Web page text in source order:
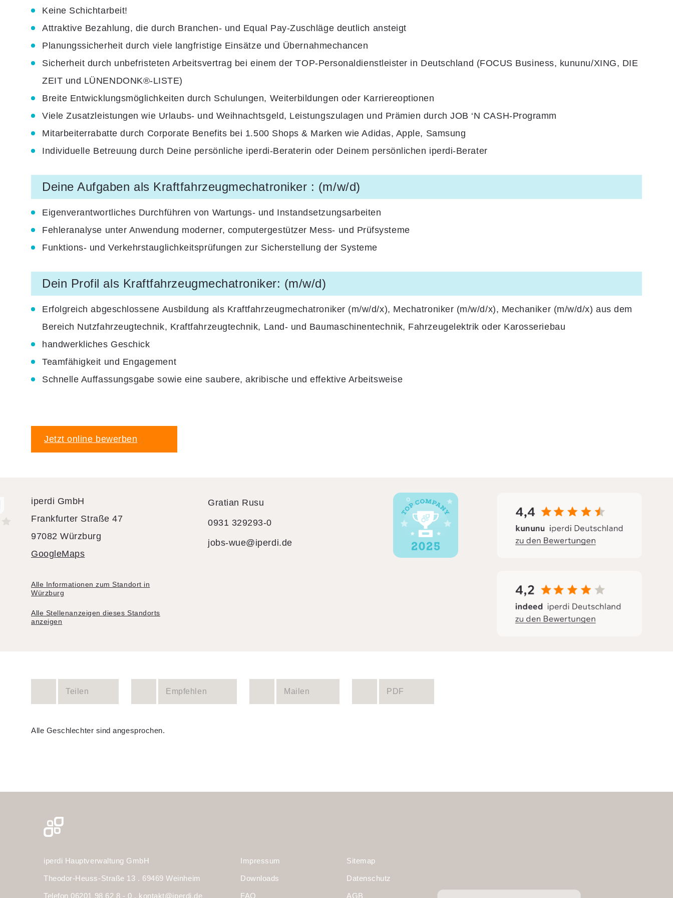
Keine Schichtarbeit!
Attraktive Bezahlung, die durch Branchen- und Equal Pay-Zuschläge deutlich ansteigt
Planungssicherheit durch viele langfristige Einsätze und Übernahmechancen
Sicherheit durch unbefristeten Arbeitsvertrag bei einem der TOP-Personaldienstleister in Deutschland (FOCUS Business, kununu/XING, DIE
ZEIT und LÜNENDONK®-LISTE)
Breite Entwicklungsmöglichkeiten durch Schulungen, Weiterbildungen oder Karriereoptionen
VieleZusatzleistungen wie Urlaubs- und Weihnachtsgeld, Leistungszulagen und Prämien durchJOB ‘N CASH-Programm
Mitarbeiterrabattedurch Corporate Benefits bei 1.500 Shops & Marken wie Adidas, Apple, Samsung
Individuelle Betreuungdurch Deine persönliche iperdi-Beraterin oder Deinem persönlichen iperdi-Berater
Deine Aufgaben als Kraftfahrzeugmechatroniker : (m/w/d)
Eigenverantwortliches Durchführen von Wartungs- und Instandsetzungsarbeiten
Fehleranalyse unter Anwendung moderner, computergestützer Mess- und Prüfsysteme
Funktions- und Verkehrstauglichkeitsprüfungen zur Sicherstellung der Systeme
Dein Profil als Kraftfahrzeugmechatroniker: (m/w/d)
Erfolgreich abgeschlossene Ausbildung als Kraftfahrzeugmechatroniker (m/w/d/x), Mechatroniker (m/w/d/x), Mechaniker (m/w/d/x) aus dem
Bereich Nutzfahrzeugtechnik, Kraftfahrzeugtechnik, Land- und Baumaschinentechnik, Fahrzeugelektrik oder Karosseriebau
handwerkliches Geschick
Teamfähigkeit und Engagement
Schnelle Auffassungsgabe sowie eine saubere, akribische und effektive Arbeitsweise
Jetzt online bewerben
iperdi GmbH
Frankfurter Straße 47
97082 Würzburg
GoogleMaps
Alle Informationen zum Standort in
Würzburg
Alle Stellenanzeigen dieses Standorts
anzeigen
Gratian Rusu
0931 329293-0
jobs-wue@iperdi.de
Teilen Empfehlen Mailen PDF
Alle Geschlechter sind angesprochen.
iperdi Hauptverwaltung GmbH
Theodor-Heuss-Straße 13 . 69469 Weinheim
Telefon 06201 98 62 8 - 0 . kontakt@iperdi.de
Impressum
Downloads
FAQ
Sitemap
Datenschutz
AGB